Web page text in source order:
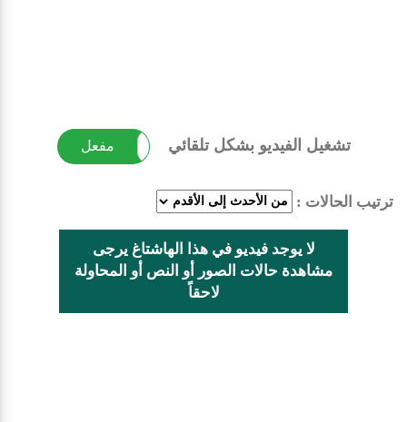
تشغيل الفيديو بشكل تلقائي مفعل غير مفعل
ترتيب الحالات :
لا يوجد فيديو في هذا الهاشتاغ يرجى
مشاهدة حالات الصور أو النص أو المحاولة
لاحقاً